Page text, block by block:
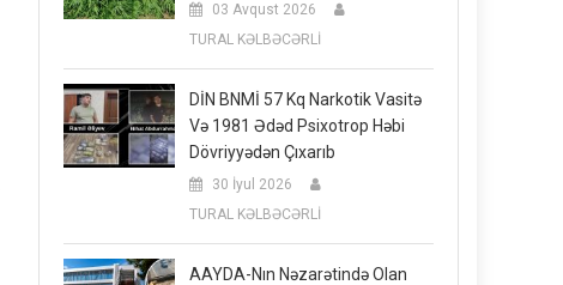
03 Avqust 2026
TURAL KƏLBƏCƏRLİ
DİN BNMİ 57 Kq Narkotik Vasitə
Və 1981 Ədəd Psixotrop Həbi
Dövriyyədən Çıxarıb
30 İyul 2026
TURAL KƏLBƏCƏRLİ
AAYDA-Nın Nəzarətində Olan